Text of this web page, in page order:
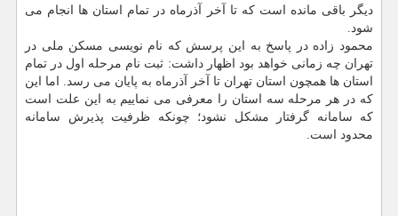
دیگر باقی مانده است كه تا آخر آذرماه در تمام استان ها انجام می
شود.
محمود زاده در پاسخ به این پرسش كه نام نویسی مسكن ملی در
تهران چه زمانی خواهد بود اظهار داشت: ثبت نام مرحله اول در تمام
استان ها همچون استان تهران تا آخر آذرماه به پایان می رسد. اما این
كه در هر مرحله سه استان را معرفی می نماییم به این علت است
كه سامانه گرفتار مشكل نشود؛ چونكه ظرفیت پذیرش سامانه
محدود است.